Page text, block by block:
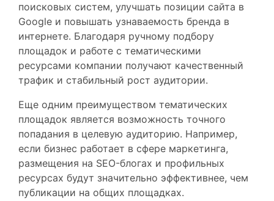
поисковых систем, улучшать позиции сайта в
Google и повышать узнаваемость бренда в
интернете. Благодаря ручному подбору
площадок и работе с тематическими
ресурсами компании получают качественный
трафик и стабильный рост аудитории.
Еще одним преимуществом тематических
площадок является возможность точного
попадания в целевую аудиторию. Например,
если бизнес работает в сфере маркетинга,
размещения на SEO-блогах и профильных
ресурсах будут значительно эффективнее, чем
публикации на общих площадках.